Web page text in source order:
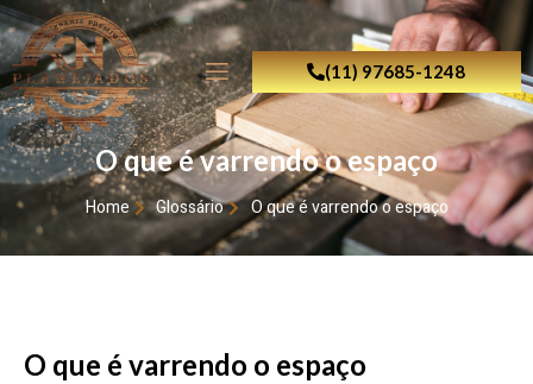
(11) 97685-1248
O que é varrendo o espaço
Home Glossário O que é varrendo o espaço
O que é varrendo o espaço